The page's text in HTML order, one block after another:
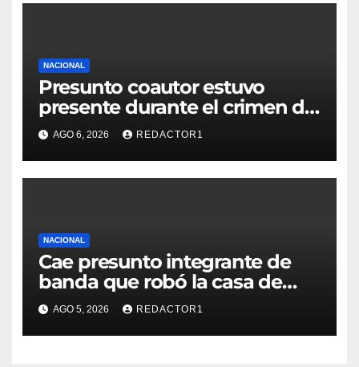
NACIONAL
Presunto coautor estuvo
presente durante el crimen de
Valeria Márquez: Fiscalía
AGO 6, 2026 REDACTOR1
NACIONAL
Cae presunto integrante de
banda que robó la casa de
Karely Ruiz
AGO 5, 2026 REDACTOR1